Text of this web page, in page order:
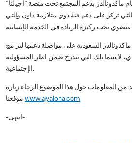
ماكدونالدز بدعم المجتمع تحت منصة "أجيالنا"
تركز على دعم فئة ذوي متلازمة داون والتي
تنضوي تحت ركيزة الريادة في الخدمة الإنسانية.
السعودية على مواصلة دعمها لبرامج
لاسيما تلك التي تندرج ضمن اطار المسؤولية
الإجتماعية.
من المعلومات حول هذا الموضوع الرجاء زيارة
موقعناwww.ajyalona.com
-انتهى-